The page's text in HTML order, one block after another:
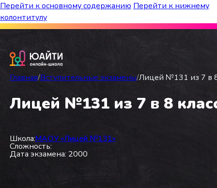
Перейти к основному содержанию Перейти к нижнему
колонтитулу
Бесплатный марафон к топ-школам!
Главная/Вступительные экзамены/Лицей №131 из 7 в 8
Лицей №131 из 7 в 8
Школа:МАОУ «Лицей №131»
Сложность:
Дата экзамена: 2000